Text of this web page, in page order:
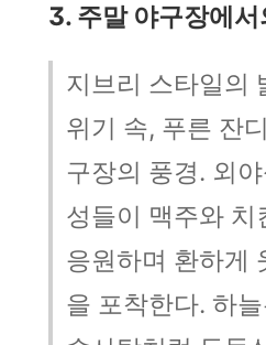
3. 주말 야구장에
지브리 스타일의
위기 속, 푸른 잔
구장의 풍경. 외
성들이 맥주와 치
응원하며 환하게
을 포착한다. 하